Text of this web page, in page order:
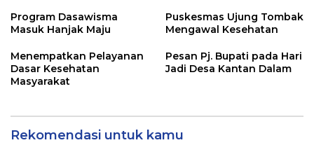
Program Dasawisma
Masuk Hanjak Maju
Puskesmas Ujung Tombak
Mengawal Kesehatan
Menempatkan Pelayanan
Dasar Kesehatan
Masyarakat
Pesan Pj. Bupati pada Hari
Jadi Desa Kantan Dalam
Rekomendasi untuk kamu